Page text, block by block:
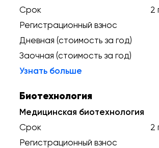
Срок
2
Регистрационный взнос
Дневная (стоимость за год)
Заочная (стоимость за год)
Узнать больше
Биотехнология
Медицинская биотехнология
Срок
2
Регистрационный взнос